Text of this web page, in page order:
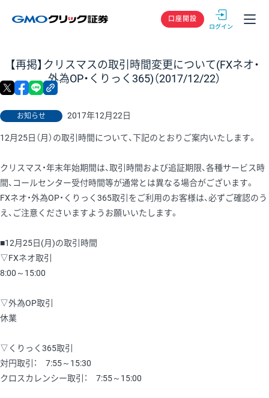
GMOクリック
口座開設
【再掲】クリスマスの取引時間変更について(FXネオ・
外為OP・くりっく365)（2017/12/22）
お知らせ 2017年12月22日
X facebook
12月25日（月）の取引時間について、下記のとおりご案内いたします。
クリスマス・年末年始期間は、取引時間および追証期限、各種サービス時
間、コールセンター受付時間等が通常とは異なる場合がございます。
FXネオ・外為OP・くりっく365取引をご利用のお客様は、必ずご確認のう
え、ご注意くださいますようお願いいたします。
■12月25日(月)の取引時間
▽FXネオ取引
8:00～15:00
▽外為OP取引
休業
▽くりっく365取引
対円取引： 7:55～15:30
クロスカレンシー取引： 7:55～15:00